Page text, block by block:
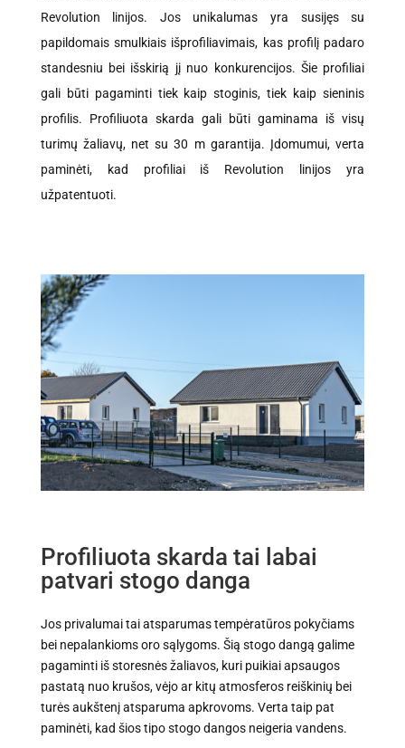
Revolution linijos. Jos unikalumas yra susijęs su
papildomais smulkiais išprofiliavimais, kas profilį padaro
standesniu bei išskirią jį nuo konkurencijos. Šie profiliai
gali būti pagaminti tiek kaip stoginis, tiek kaip sieninis
profilis. Profiliuota skarda gali būti gaminama iš visų
turimų žaliavų, net su 30 m garantija. Įdomumui, verta
paminėti, kad profiliai iš Revolution linijos yra
užpatentuoti.
Profiliuota skarda tai labai
patvari stogo danga
Jos privalumai tai atsparumas tempėratūros pokyčiams
bei nepalankioms oro sąlygoms. Šią stogo dangą galime
pagaminti iš storesnės žaliavos, kuri puikiai apsaugos
pastatą nuo krušos, vėjo ar kitų atmosferos reiškinių bei
turės aukštenį atsparuma apkrovoms. Verta taip pat
paminėti, kad šios tipo stogo dangos neigeria vandens.